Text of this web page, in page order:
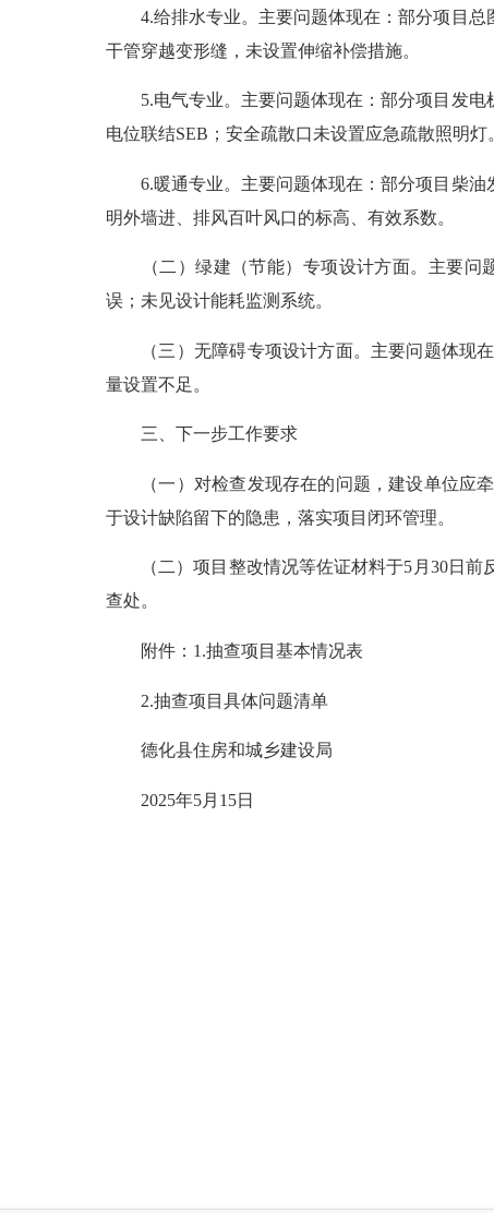
4.给排水专业。主要问题体现在：部分项目总
干管穿越变形缝，未设置伸缩补偿措施。
5.电气专业。主要问题体现在：部分项目发电
电位联结SEB；安全疏散口未设置应急疏散照明灯
6.暖通专业。主要问题体现在：部分项目柴油
明外墙进、排风百叶风口的标高、有效系数。
（二）绿建（节能）专项设计方面。主要问题
误；未见设计能耗监测系统。
（三）无障碍专项设计方面。主要问题体现在
量设置不足。
三、下一步工作要求
（一）对检查发现存在的问题，建设单位应牵
于设计缺陷留下的隐患，落实项目闭环管理。
（二）项目整改情况等佐证材料于5月30日前反
查处。
附件：1.抽查项目基本情况表
2.抽查项目具体问题清单
德化县住房和城乡建设局
2025年5月15日